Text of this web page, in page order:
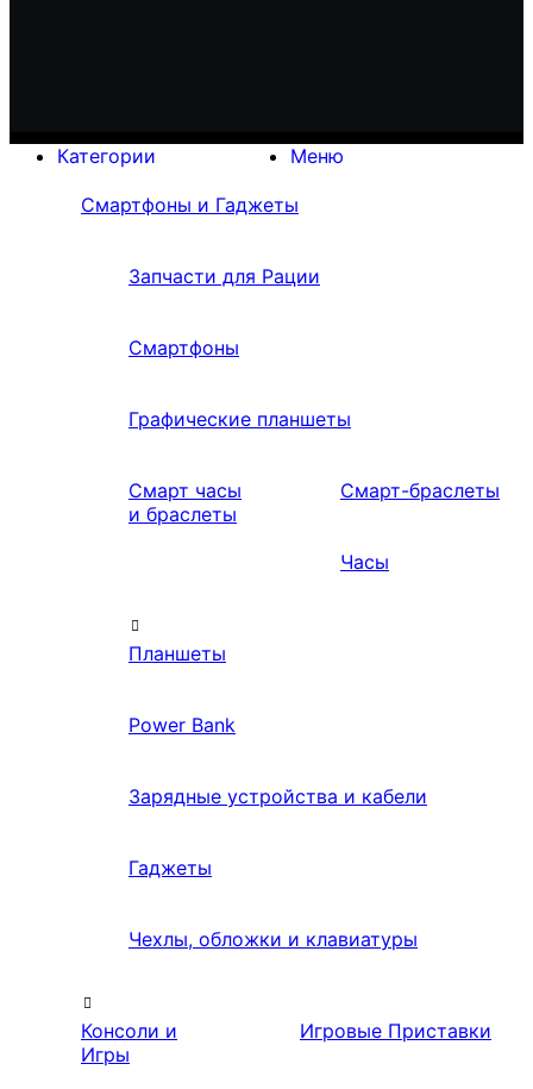
Меню
Категории
Смартфоны и Гаджеты
Запчасти для Рации
Смартфоны
Графические планшеты
Смарт часы
и браслеты
Смарт-браслеты
Часы
Планшеты
Power Bank
Зарядные устройства и кабели
Гаджеты
Чехлы, обложки и клавиатуры
Консоли и
Игры
Игровые Приставки